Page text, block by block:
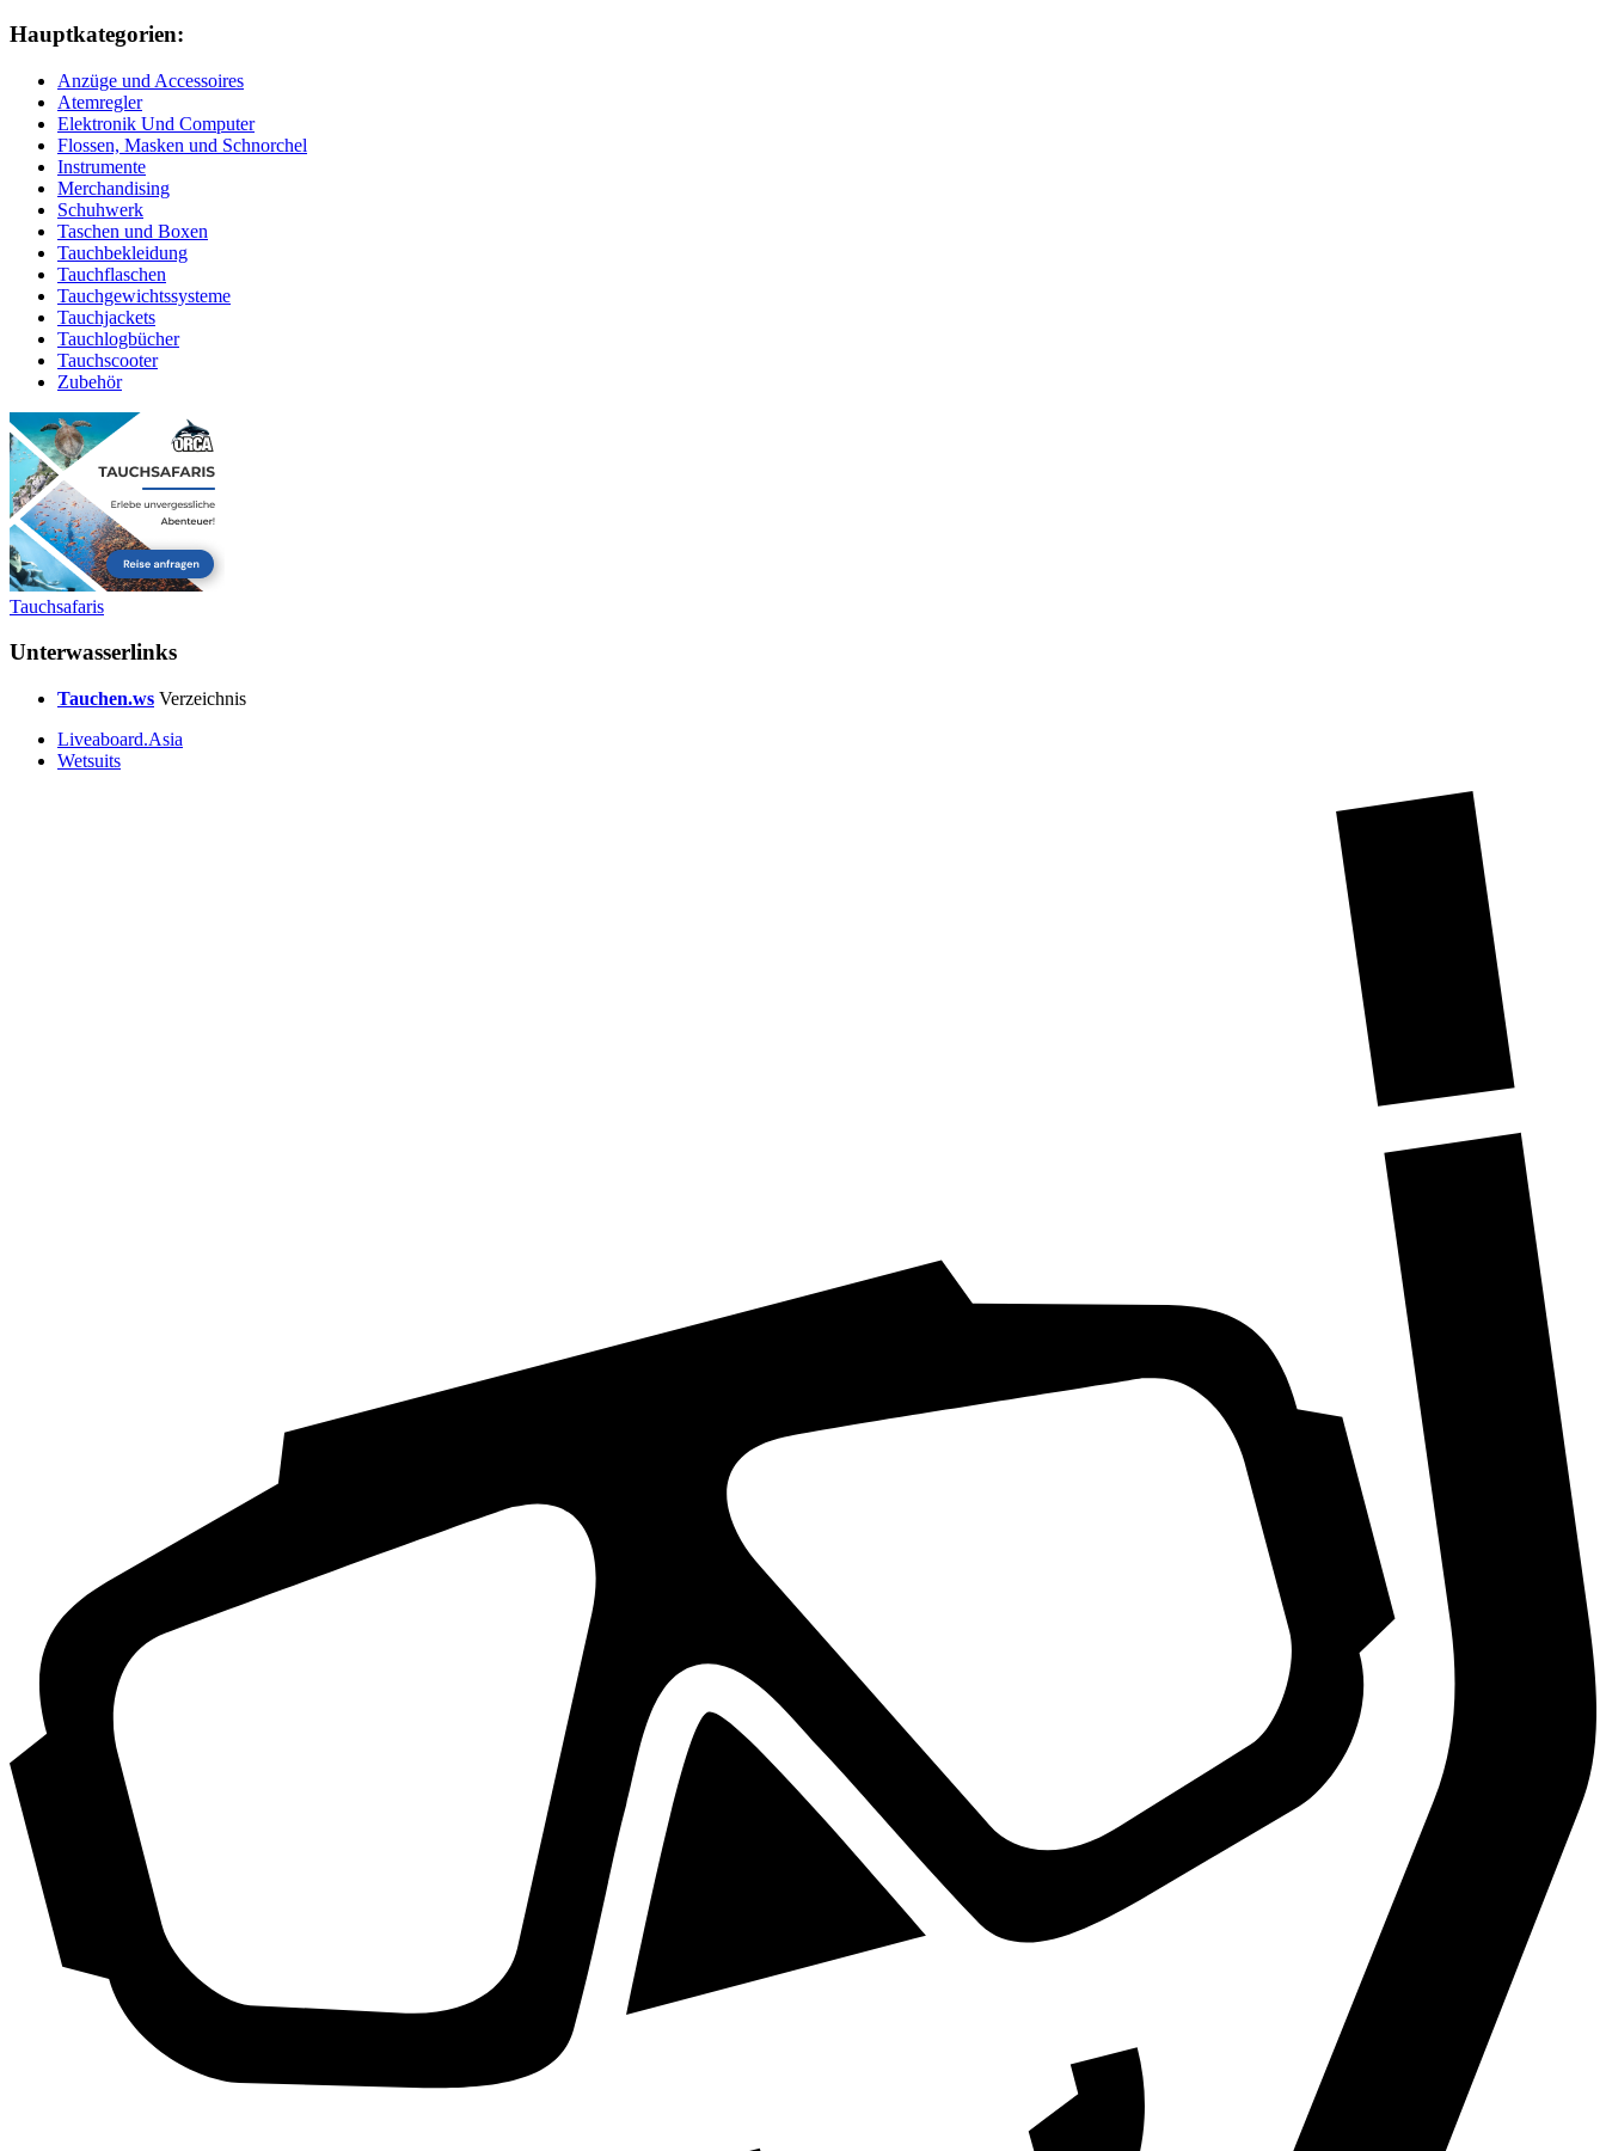
Hauptkategorien:
Anzüge und Accessoires
Atemregler
Elektronik Und Computer
Flossen, Masken und Schnorchel
Instrumente
Merchandising
Schuhwerk
Taschen und Boxen
Tauchbekleidung
Tauchflaschen
Tauchgewichtssysteme
Tauchjackets
Tauchlogbücher
Tauchscooter
Zubehör
Tauchsafaris
Unterwasserlinks
Tauchen.ws Verzeichnis
Liveaboard.Asia
Wetsuits